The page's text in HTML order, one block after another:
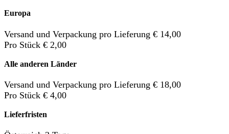
Europa
Versand und Verpackung pro Lieferung € 14,00
Pro Stück € 2,00
Alle anderen Länder
Versand und Verpackung pro Lieferung € 18,00
Pro Stück € 4,00
Lieferfristen